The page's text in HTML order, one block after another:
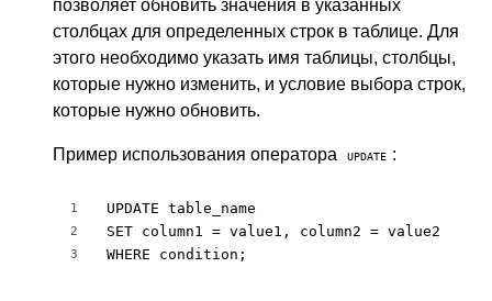
позволяет обновить значения в указанных
столбцах для определенных строк в таблице. Для
этого необходимо указать имя таблицы, столбцы,
которые нужно изменить, и условие выбора строк,
которые нужно обновить.
Пример использования оператора UPDATE :
1
2
3
UPDATE table_name
SET column1 = value1, column2 = value2
WHERE condition;